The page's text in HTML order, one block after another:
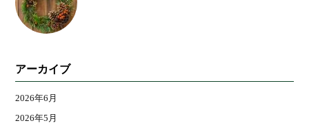
アーカイブ
2026年6月
2026年5月